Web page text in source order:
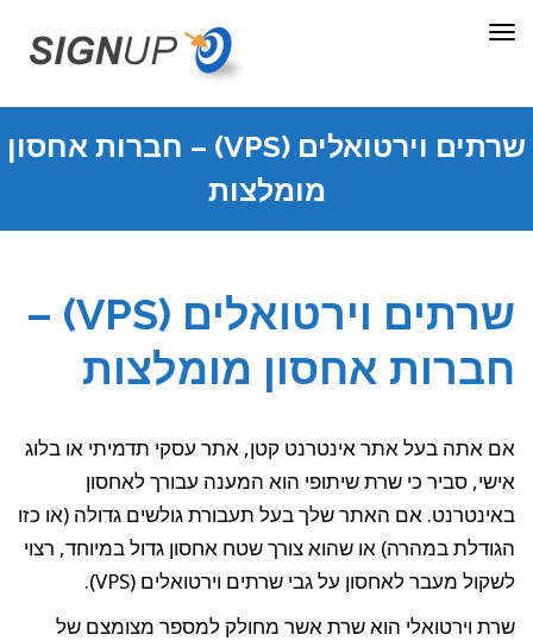
תפריט
שרתים וירטואלים (VPS) – חברות אחסון
מומלצות
שרתים וירטואלים (VPS) –
חברות אחסון מומלצות
אם אתה בעל אתר אינטרנט קטן, אתר עסקי תדמיתי או בלוג
אישי, סביר כי שרת שיתופי הוא המענה עבורך לאחסון
באינטרנט. אם האתר שלך בעל תעבורת גולשים גדולה (או כזו
הגודלת במהרה) או שהוא צורך שטח אחסון גדול במיוחד, רצוי
לשקול מעבר לאחסון על גבי שרתים וירטואלים (VPS).
שרת וירטואלי הוא שרת אשר מחולק למספר מצומצם של